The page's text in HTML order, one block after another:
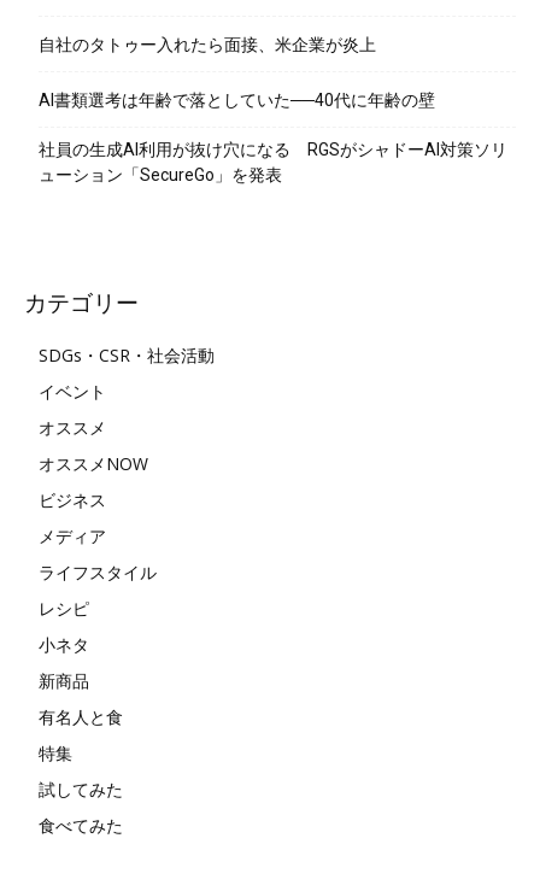
自社のタトゥー入れたら面接、米企業が炎上
AI書類選考は年齢で落としていた──40代に年齢の壁
社員の生成AI利用が抜け穴になる RGSがシャドーAI対策ソリ
ューション「SecureGo」を発表
カテゴリー
SDGs・CSR・社会活動
イベント
オススメ
オススメNOW
ビジネス
メディア
ライフスタイル
レシピ
小ネタ
新商品
有名人と食
特集
試してみた
食べてみた